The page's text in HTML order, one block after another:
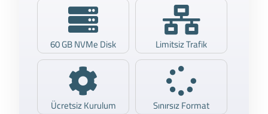
60 GB NVMe Disk Limitsiz Trafik
Ücretsiz Kurulum Sınırsız Format